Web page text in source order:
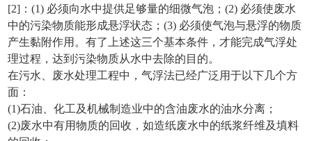
[2]：(1) 必须向水中提供足够量的细微气泡；(2) 必须使废水
中的污染物质能形成悬浮状态；(3) 必须使气泡与悬浮的物质
产生黏附作用。有了上述这三个基本条件，才能完成气浮处
理过程，达到污染物质从水中去除的目的。
在污水、废水处理工程中，气浮法已经广泛用于以下几个方
面：
(1)石油、化工及机械制造业中的含油废水的油水分离；
(2)废水中有用物质的回收，如造纸废水中的纸浆纤维及填料